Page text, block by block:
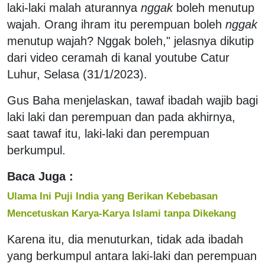
laki-laki malah aturannya nggakboleh menutup
wajah. Orang ihram itu perempuan boleh nggak
menutup wajah? Nggak boleh," jelasnya dikutip
dari video ceramah di kanal youtube Catur
Luhur, Selasa (31/1/2023).
Gus Baha menjelaskan, tawaf ibadah wajib bagi
laki laki dan perempuan dan pada akhirnya,
saat tawaf itu, laki-laki dan perempuan
berkumpul.
Baca Juga :
Ulama Ini Puji India yang Berikan Kebebasan
Mencetuskan Karya-Karya Islami tanpa Dikekang
Karena itu, dia menuturkan, tidak ada ibadah
yang berkumpul antara laki-laki dan perempuan